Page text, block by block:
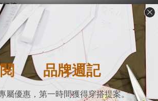
舒適
膚 藍底白點完全的夏日氣息
領有真實的領子
的身形，袖口後方真鈕扣設計
藏式口袋
，輕鬆套上就可以有型出發。